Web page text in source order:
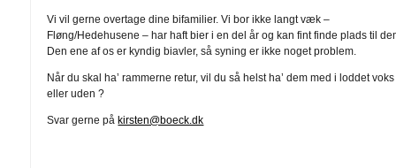
Vi vil gerne overtage dine bifamilier. Vi bor ikke langt væk –
Fløng/Hedehusene – har haft bier i en del år og kan fint finde plads til
Den ene af os er kyndig biavler, så syning er ikke noget problem.
Når du skal ha’ rammerne retur, vil du så helst ha’ dem med i loddet voks
eller uden ?
Svar gerne påkirsten@boeck.dk